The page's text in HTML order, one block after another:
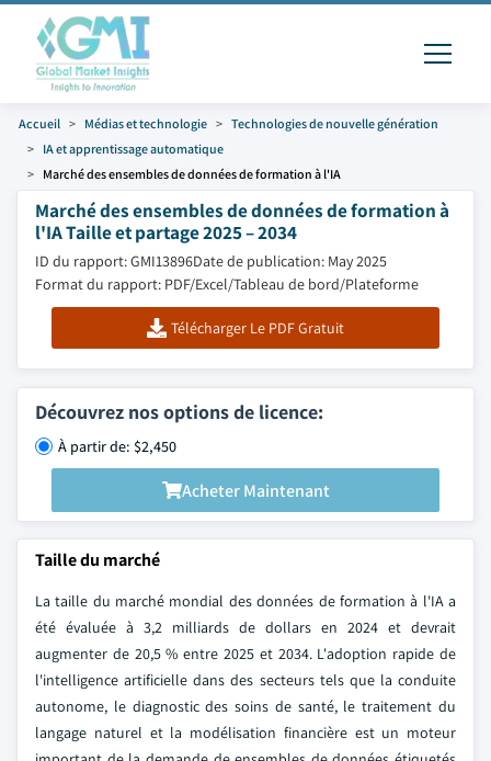
Accueil Médias et technologie
Technologies de nouvelle génération
IA et apprentissage automatique
Marché des ensembles de données de formation à l'IA
Marché des ensembles de données de formation à
l'IA Taille et partage 2025 – 2034
ID du rapport: GMI13896Date de publication: May 2025
Format du rapport: PDF/Excel/Tableau de bord/Plateforme
Télécharger Le PDF Gratuit
Découvrez nos options de licence:
À partir de: $2,450
Acheter Maintenant
Taille du marché
La taille du marché mondial des données de formation à l'IA a
été évaluée à 3,2 milliards de dollars en 2024 et devrait
augmenter de 20,5 % entre 2025 et 2034. L'adoption rapide de
l'intelligence artificielle dans des secteurs tels que la conduite
autonome, le diagnostic des soins de santé, le traitement du
langage naturel et la modélisation financière est un moteur